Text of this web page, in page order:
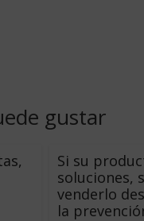
gustar
Si su
soluciones,
venderlo
la